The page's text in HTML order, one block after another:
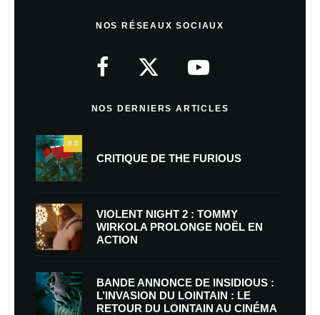
NOS RÉSEAUX SOCIAUX
NOS DERNIERS ARTICLES
9.5
CRITIQUE DE THE FURIOUS
VIOLENT NIGHT 2 : TOMMY
WIRKOLA PROLONGE NOËL EN
ACTION
BANDE ANNONCE DE INSIDIOUS :
L’INVASION DU LOINTAIN : LE
RETOUR DU LOINTAIN AU CINÉMA